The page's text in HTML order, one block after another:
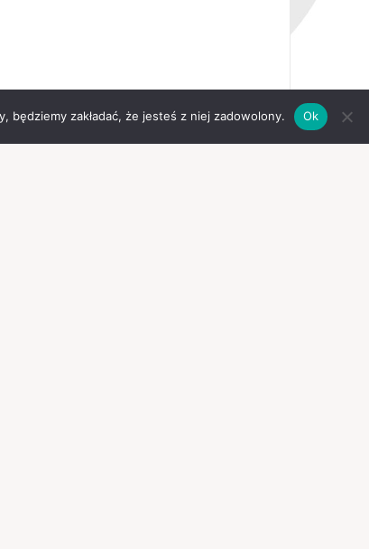
zakładać, że jesteś z niej zadowolony. Ok